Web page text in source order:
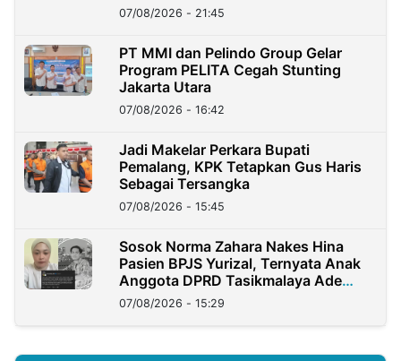
07/08/2026 - 21:45
PT MMI dan Pelindo Group Gelar
Program PELITA Cegah Stunting
Jakarta Utara
07/08/2026 - 16:42
Jadi Makelar Perkara Bupati
Pemalang, KPK Tetapkan Gus Haris
Sebagai Tersangka
07/08/2026 - 15:45
Sosok Norma Zahara Nakes Hina
Pasien BPJS Yurizal, Ternyata Anak
Anggota DPRD Tasikmalaya Ade
Lukman
07/08/2026 - 15:29